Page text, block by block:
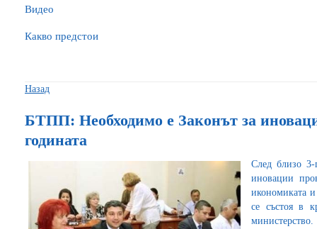
Видео
Какво предстои
Назад
БТПП: Необходимо е Законът за
годината
След близо 3-
иновации
икономиката и
се състоя в